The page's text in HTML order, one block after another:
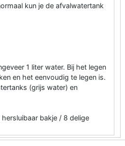
kun je de afvalwatertank
1 liter water. Bij het legen
en het eenvoudig te legen is.
(grijs water) en
bakje / 8 delige